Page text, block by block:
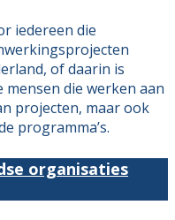
iedereen die
of daarin is
mensen die werken aan
projecten, maar ook
programma’s.
organisaties